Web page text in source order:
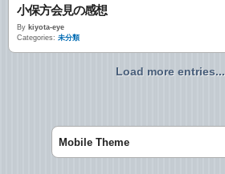
小保方会見の感想
By kiyota-eye
Categories: 未分類
Load more entries...
Mobile Theme